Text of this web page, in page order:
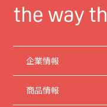
企業情報
商品情報